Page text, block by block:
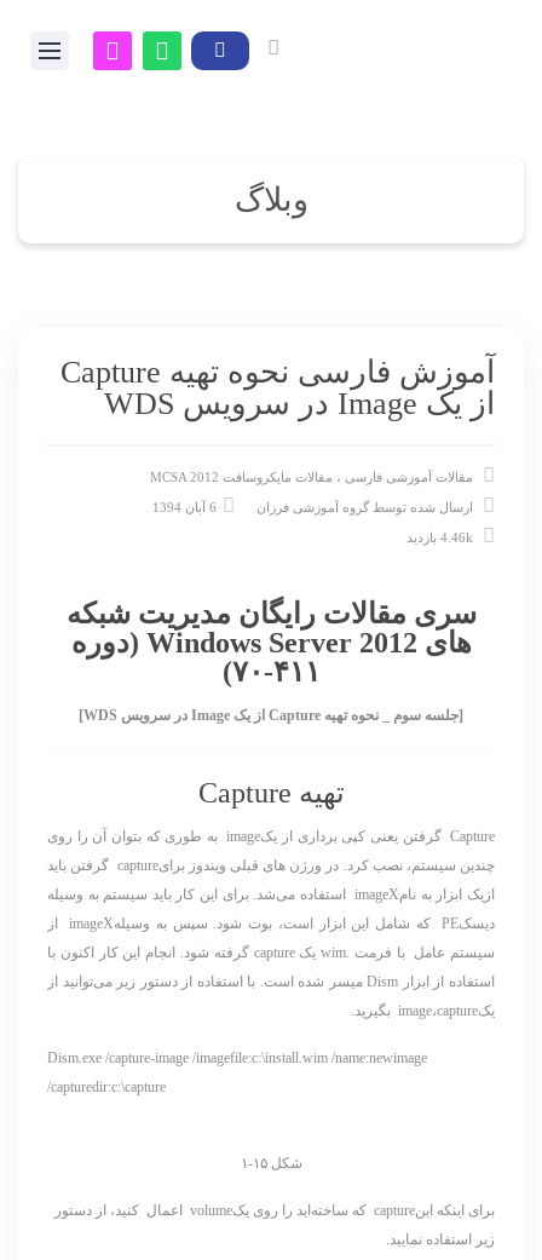
وبلاگ
آموزش فارسی نحوه تهیه Capture
از یک Image در سرویس WDS
مقالات آموزشی فارسی ، مقالات مایکروسافت MCSA 2012
ارسال شده توسط گروه آموزشی فرزان 6 آبان 1394
سری مقالات رایگان مدیریت شبکه
های Windows Server 2012 (دوره
۴۱۱-۷۰)
[جلسه سوم _ نحوه تهیه Capture از یک Image در سرویس WDS]
تهیه Capture
Capture گرفتن یعنی کپی برداری از یکimage به طوری که بتوان آن را روی
چندین سیستم، نصب کرد. در ورژن های قبلی ویندوز برایcapture گرفتن باید
ازیک ابزار به نامimageX استفاده می‌شد. برای این کار باید سیستم به وسیله
دیسکPE که شامل این ابزار است، بوت شود. سپس به وسیلهimageX از
سیستم عامل با فرمت .wim یک capture گرفته شود. انجام این کار اکنون با
استفاده از ابزار Dism میسر شده است. با استفاده از دستور زیر می‌توانید از
یکimage،capture بگیرید.
Dism.exe /capture-image /imagefile:c:\install.wim /name:newimage
/capturedir:c:\capture
شکل ۱۵-۱
برای اینکه اینcapture که ساخته‌اید را روی یکvolume اعمال کنید، از دستور
زیر استفاده نمایید.